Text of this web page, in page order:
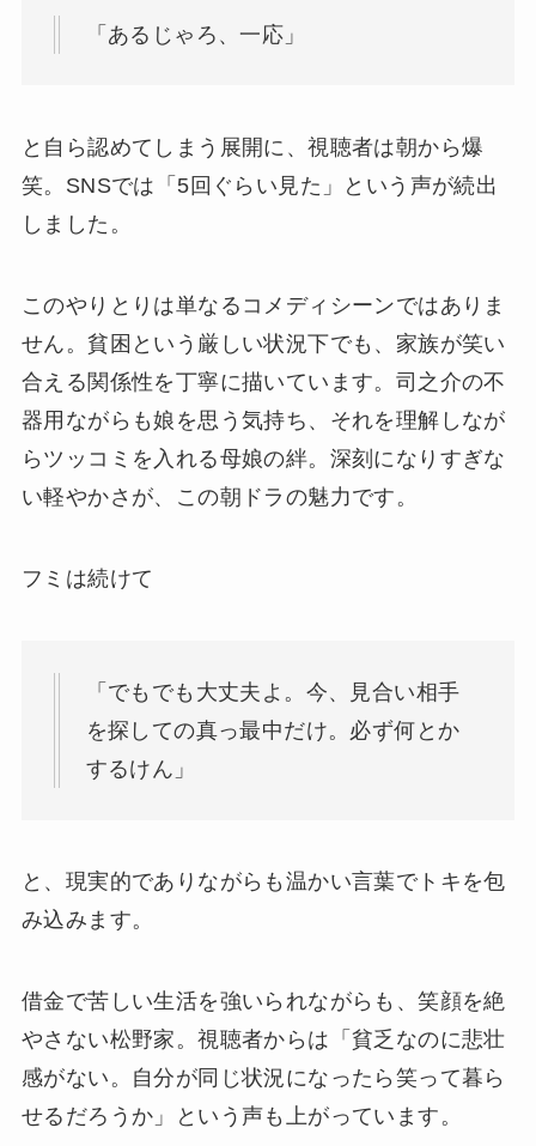
「あるじゃろ、一応」
と自ら認めてしまう展開に、視聴者は朝から爆
笑。SNSでは「5回ぐらい見た」という声が続出
しました。
このやりとりは単なるコメディシーンではありま
せん。貧困という厳しい状況下でも、家族が笑い
合える関係性を丁寧に描いています。司之介の不
器用ながらも娘を思う気持ち、それを理解しなが
らツッコミを入れる母娘の絆。深刻になりすぎな
い軽やかさが、この朝ドラの魅力です。
フミは続けて
「でもでも大丈夫よ。今、見合い相手
を探しての真っ最中だけ。必ず何とか
するけん」
と、現実的でありながらも温かい言葉でトキを包
み込みます。
借金で苦しい生活を強いられながらも、笑顔を絶
やさない松野家。視聴者からは「貧乏なのに悲壮
感がない。自分が同じ状況になったら笑って暮ら
せるだろうか」という声も上がっています。